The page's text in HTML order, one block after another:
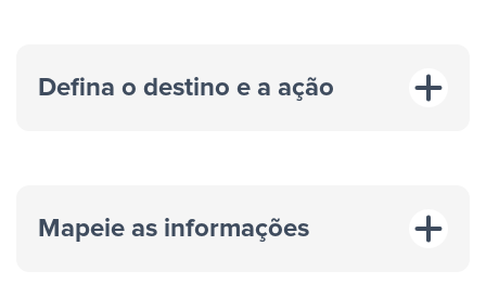
Defina o destino e a ação
Mapeie as informações